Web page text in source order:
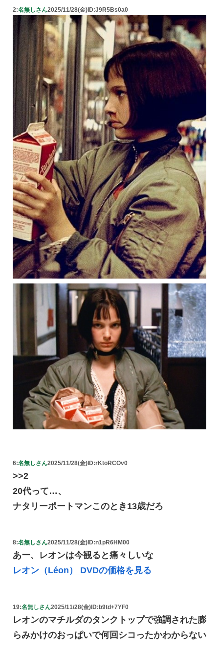
2:名無しさん2025/11/28(金) ID:J9R5Bs0a0
6:名無しさん2025/11/28(金)ID:rKtoRCOv0
>>2
20代って…、
ナタリーポートマンこのとき13歳だろ
8:名無しさん2025/11/28(金) ID:n1pR6HM00
あー、レオンは今観ると痛々しいな
レオン（Léon） DVDの価格を見る
19:名無しさん2025/11/28(金) ID:b9td+7YF0
レオンのマチルダのタンクトップで強調された膨
らみかけのおっぱいで何回シコったかわからない